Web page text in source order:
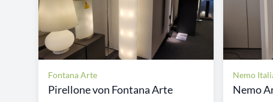
Fontana Arte
Pirellone von Fontana Arte
Nemo
Nemo